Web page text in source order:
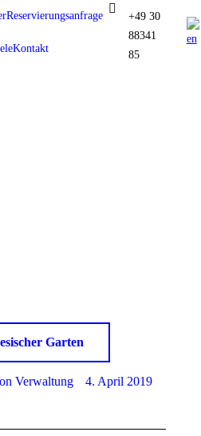
Reservierungsanfrage
Kontakt
+49 30
88341
85
Garten
Verwaltung 4. April 2019